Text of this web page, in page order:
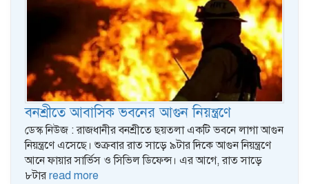
বনশ্রীতে আবাসিক ভবনের আগুন নিয়ন্ত্রণে
ডেস্ক নিউজ : রাজধানীর বনশ্রীতে ছয়তলা একটি ভবনে লাগা আগুন
নিয়ন্ত্রণে এসেছে। শুক্রবার রাত সাড়ে ৯টার দিকে আগুন নিয়ন্ত্রণে
আনে ফায়ার সার্ভিস ও সিভিল ডিফেন্স। এর আগে, রাত সাড়ে
৮টার read more